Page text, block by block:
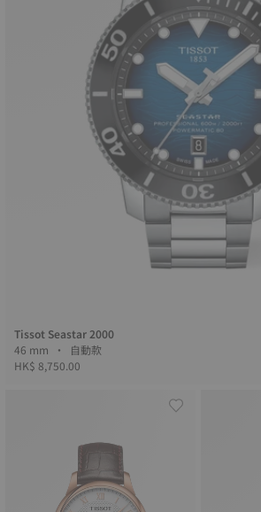
Tissot Seastar 2000
46 mm • 自動款
HK$ 8,750.00